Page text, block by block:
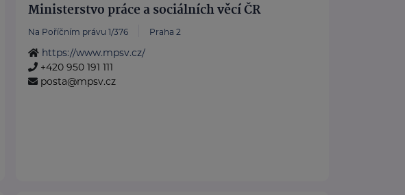
Ministerstvo práce a sociálních věcí ČR
Na Poříčním právu 1/376 Praha 2
https://www.mpsv.cz/
+420 950 191 111
posta@mpsv.cz